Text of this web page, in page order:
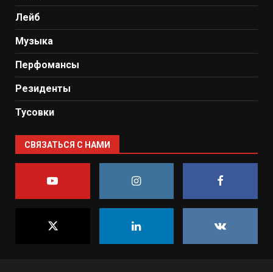
Лейб
Музыка
Перфомансы
Резиденты
Тусовки
СВЯЗАТЬСЯ С НАМИ